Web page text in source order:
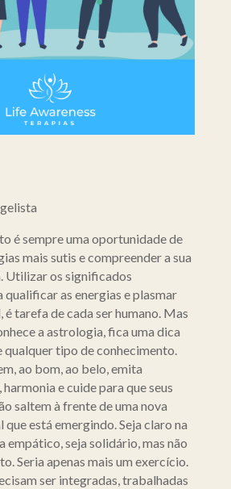
é sempre uma oportunidade de
mais sutis e compreender a sua
Utilizar os significados
as energias e plasmar
é tarefa de cada ser humano. Mas
a astrologia, fica uma dica
qualquer tipo de conhecimento.
ao bom, ao belo, emita
e cuide para que seus
saltem à frente de uma nova
está emergindo. Seja claro na
empático, seja solidário, mas não
Seria apenas mais um exercício.
ser integradas, trabalhadas